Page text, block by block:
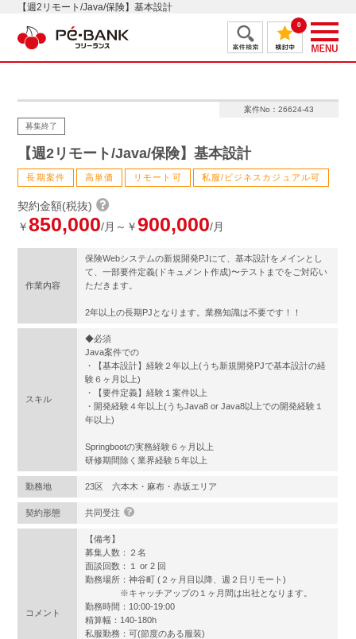
【週2リモート/Java/保険】基本設計
0
案件No：26624-43
募集終了
【週2リモート/Java/保険】基本設計
長期案件 高単価 リモート可 私服/ビジネスカジュアル可
契約金額(税抜)
￥850,000/月～￥900,000/月
作業内容
保険Webシステムの新規開発PJにて、基本設計をメインとし
て、一部要件定義(ドキュメント作成)〜テストまでをご対応い
ただきます。
2年以上の長期PJとなります。業務知識は不要です！！
スキル
◆必須
Java案件での
・【基本設計】経験２年以上(うち新規開発PJで基本設計の経
験６ヶ月以上)
・【要件定義】経験１案件以上
・開発経験４年以上(うちJava8 or Java8以上での開発経験１
年以上)
Springbootの実務経験６ヶ月以上
研修期間除く業界経験５年以上
勤務地 23区 六本木・麻布・赤坂エリア
契約形態 共同受注
コメント
【備考】
募集人数：２名
面談回数：１ or 2 回
勤務場所：神谷町 (２ヶ月目以降、週２日リモート)
※キャッチアップの１ヶ月間は出社となります。
勤務時間：10:00-19:00
精算幅：140-180h
私服勤務：可(節度のある服装)